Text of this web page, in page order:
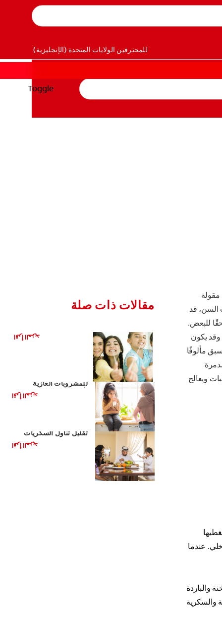
للمحترفين الولايات المتحدة (الإنجليزية)
Toggle
قد
للبعض.
يكون
مألوفًا
ويعالج
عندما
والباردة
والسكرية
مقالات ذات صلة
اقرأ المزيد
للمشروبات الغازية
اقرأ المزيد
تقليل تناول السكريات
اقرأ المزيد